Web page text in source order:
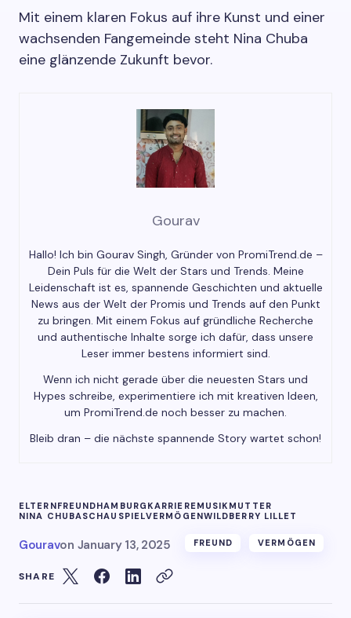
Mit einem klaren Fokus auf ihre Kunst und einer
wachsenden Fangemeinde steht Nina Chuba
eine glänzende Zukunft bevor.
Gourav
Hallo! Ich bin Gourav Singh, Gründer von PromiTrend.de –
Dein Puls für die Welt der Stars und Trends. Meine
Leidenschaft ist es, spannende Geschichten und aktuelle
News aus der Welt der Promis und Trends auf den Punkt
zu bringen. Mit einem Fokus auf gründliche Recherche
und authentische Inhalte sorge ich dafür, dass unsere
Leser immer bestens informiert sind.
Wenn ich nicht gerade über die neuesten Stars und
Hypes schreibe, experimentiere ich mit kreativen Ideen,
um PromiTrend.de noch besser zu machen.
Bleib dran – die nächste spannende Story wartet schon!
ELTERNFREUNDHAMBURG KARRIEREMUSIK MUTTER
NINA CHUBA SCHAUSPIELVERMÖGENWILDBERRY LILLET
Gouravon January 13, 2025 FREUND VERMÖGEN
SHARE